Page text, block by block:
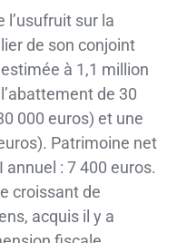
l’usufruit sur la
de son conjoint
à 1,1 million
de 30
000 euros) et une
Patrimoine net
annuel : 7 400 euros.
croissant de
acquis il y a